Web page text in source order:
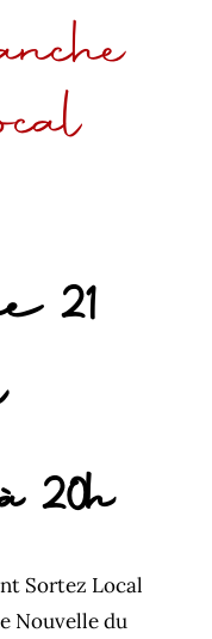
21
20h
Sortez Local
Nouvelle du